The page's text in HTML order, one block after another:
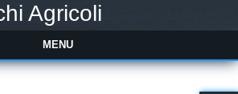
Agricoli
MENU